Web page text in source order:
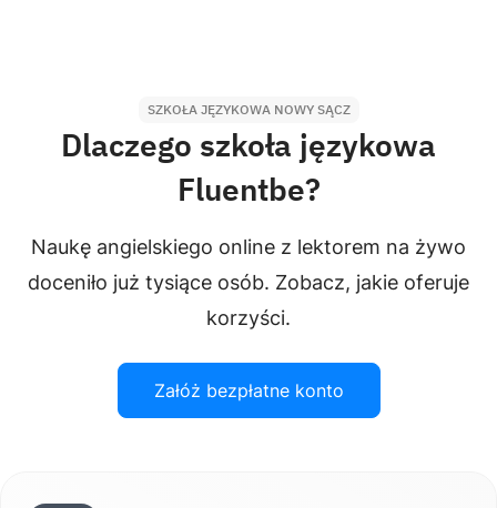
SZKOŁA JĘZYKOWA NOWY SĄCZ
Dlaczego szkoła językowa
Fluentbe?
Naukę angielskiego online z lektorem na żywo
doceniło już tysiące osób. Zobacz, jakie oferuje
korzyści.
Załóż bezpłatne konto